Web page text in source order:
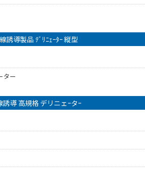
誘導製品 ﾃﾞﾘﾆｪｰﾀｰ 縦型
ター
誘導 高規格 デリニェｰタｰ